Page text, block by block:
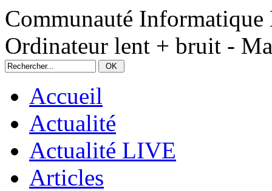
Communauté
Ordinateur lent + bruit -
Accueil
Actualité
Actualité LIVE
Articles